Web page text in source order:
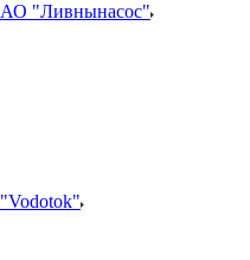
"Ливнынасос"